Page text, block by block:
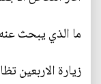
ما الذي يبحث
زيارة الاربعين